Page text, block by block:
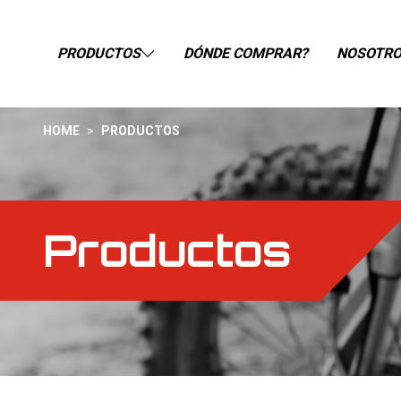
PRODUCTOS DÓNDE COMPRAR?
HOME > PRODUCTOS
Productos